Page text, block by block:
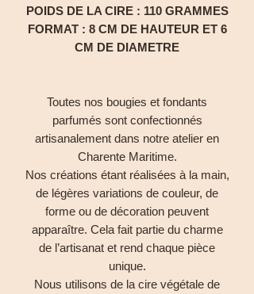
POIDS DE LA CIRE : 110 GRAMMES
FORMAT : 8 CM DE HAUTEUR ET 6
CM DE DIAMETRE
Toutes nos bougies et fondants
parfumés sont confectionnés
artisanalement dans notre atelier en
Charente Maritime.
Nos créations étant réalisées à la main,
de légères variations de couleur, de
forme ou de décoration peuvent
apparaître. Cela fait partie du charme
de l’artisanat et rend chaque pièce
unique.
Nous utilisons de la cire végétale de